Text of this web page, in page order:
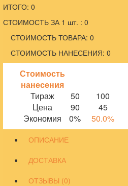
ИТОГО: 0
СТОИМОСТЬ ЗА 1 шт. : 0
СТОИМОСТЬ ТОВАРА: 0
СТОИМОСТЬ НАНЕСЕНИЯ: 0
Стоимость
нанесения
Тираж
50 100
Цена
90 45
Экономия
0% 50.0%
ОПИСАНИЕ
ДОСТАВКА
ОТЗЫВЫ (0)